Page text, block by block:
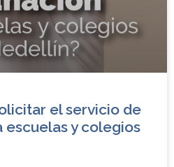
el servicio de
escuelas y colegios